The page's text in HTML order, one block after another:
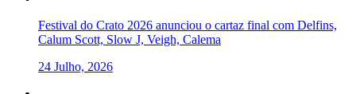
Festival do Crato 2026 anunciou o cartaz final com Delfins,
Calum Scott, Slow J, Veigh, Calema
24 Julho, 2026